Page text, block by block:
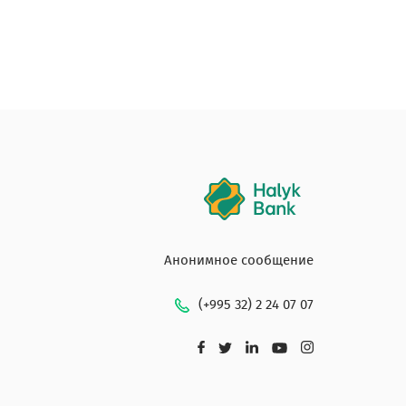
Анонимное сообщение
(+995 32) 2 24 07 07